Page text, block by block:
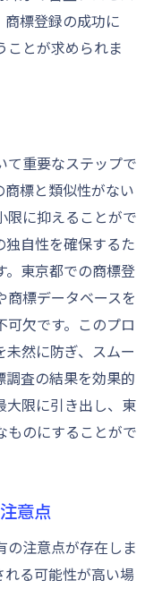
商標登録の成功に
ことが求められま
て重要なステップで
標と類似性がない
限に抑えることがで
独自性を確保するた
。東京都での商標登
標データベースを
欠です。このプロ
然に防ぎ、スムー
調査の結果を効果的
大限に引き出し、東
ものにすることがで
意点
の注意点が存在しま
る可能性が高い場